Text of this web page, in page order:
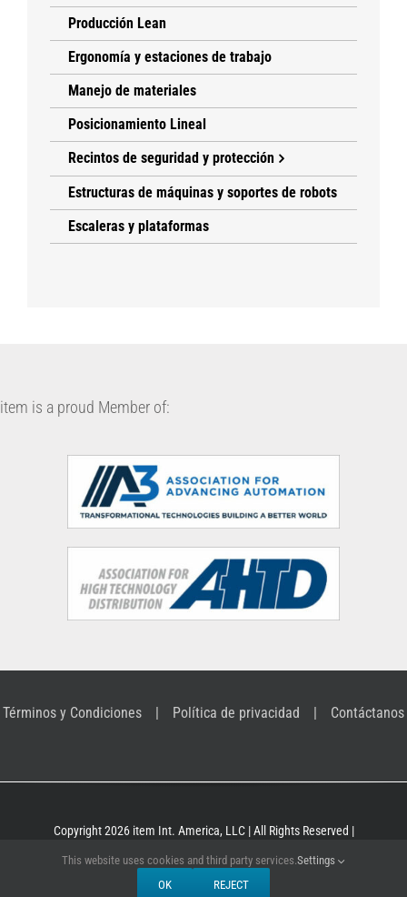
Producción Lean
Ergonomía y estaciones de trabajo
Manejo de materiales
Posicionamiento Lineal
Recintos de seguridad y protección
Estructuras de máquinas y soportes de robots
Escaleras y plataformas
item is a proud Member of:
Términos y Condiciones Política de privacidad Contáctanos
Copyright 2026 item Int. America, LLC | All Rights Reserved |
This website uses cookies and third party services.Settings
OK
REJECT